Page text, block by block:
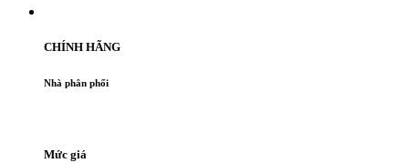
CHÍNH HÃNG
Nhà phân phối
Mức giá